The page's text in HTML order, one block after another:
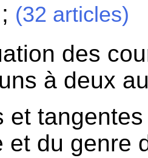
(32 articles)
des
à deux
et
et du genre